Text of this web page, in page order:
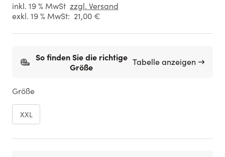
inkl. 19 % MwSt zzgl. Versand
exkl. 19 % MwSt: 21,00 €
So finden Sie die richtige
Größe
Tabelle anzeigen →
Größe
XXL